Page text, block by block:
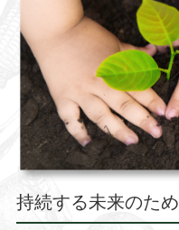
持続する未来のた